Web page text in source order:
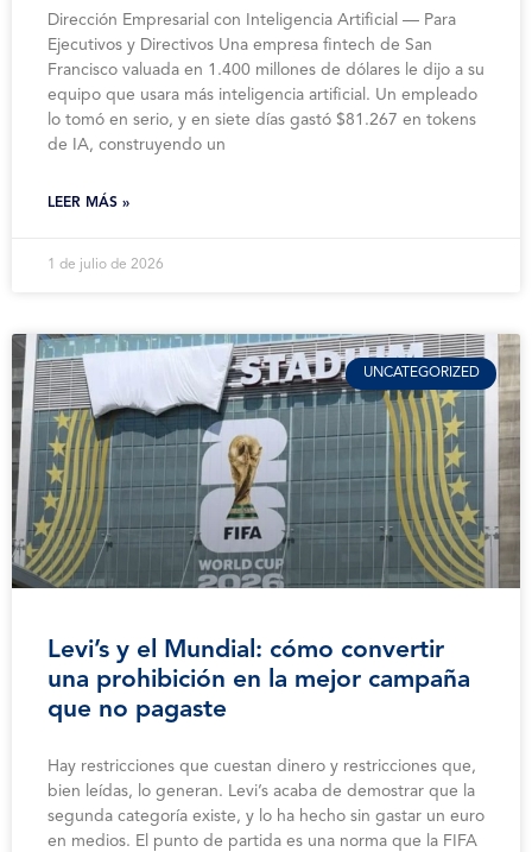
Dirección Empresarial con Inteligencia Artificial — Para
Ejecutivos y Directivos Una empresa fintech de San
Francisco valuada en 1.400 millones de dólares le dijo a su
equipo que usara más inteligencia artificial. Un empleado
lo tomó en serio, y en siete días gastó $81.267 en tokens
de IA, construyendo un
LEER MÁS »
1 de julio de 2026
UNCATEGORIZED
Levi’s y el Mundial: cómo convertir
una prohibición en la mejor campaña
que no pagaste
Hay restricciones que cuestan dinero y restricciones que,
bien leídas, lo generan. Levi’s acaba de demostrar que la
segunda categoría existe, y lo ha hecho sin gastar un euro
en medios. El punto de partida es una norma que la FIFA